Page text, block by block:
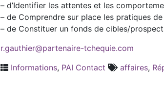
– d’Identifier les attentes et les
– de Comprendre sur place les pratiques
– de Constituer un fonds de cibles/
r.gauthier@partenaire-tchequie.com
Informations, PAI Contact affaires,